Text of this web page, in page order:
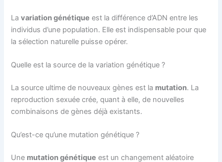
Lavariation génétique est la différence d’ADN entre les
individus d’une population. Elle est indispensable pour que
la sélection naturelle puisse opérer.
Quelle est la source de la variation génétique ?
La source ultime de nouveaux gènes est la mutation. La
reproduction sexuée crée, quant à elle, de nouvelles
combinaisons de gènes déjà existants.
Qu’est-ce qu’une mutation génétique ?
Une mutation génétique est un changement aléatoire